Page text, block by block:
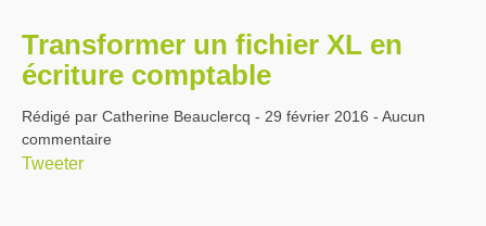
Transformer un fichier XL en
écriture comptable
Rédigé par Catherine Beauclercq - 29 février 2016 - Aucun
commentaire
Tweeter